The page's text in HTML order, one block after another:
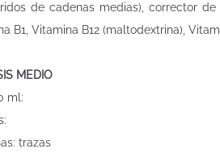
de cadenas medias), corrector de
B1, Vitamina B12 (maltodextrina),
MEDIO
ml:
trazas